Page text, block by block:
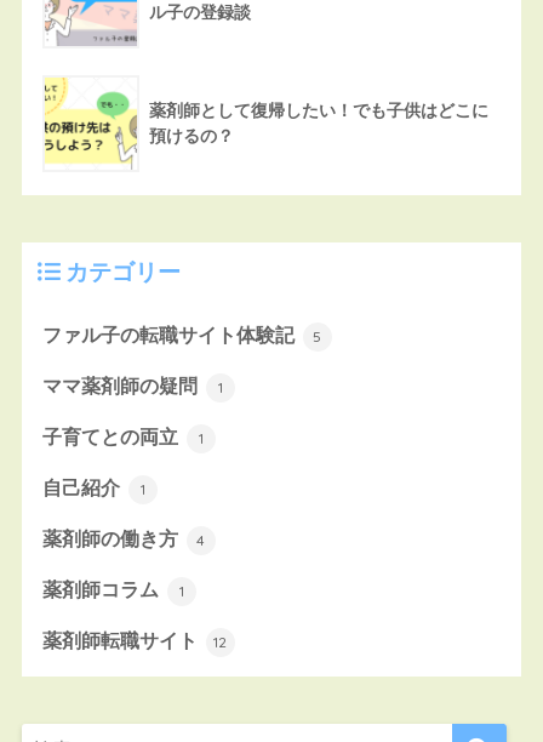
ル子の登録談
薬剤師として復帰したい！でも子供はどこに
預けるの？
カテゴリー
ファル子の転職サイト体験記 5
ママ薬剤師の疑問 1
子育てとの両立 1
自己紹介 1
薬剤師の働き方 4
薬剤師コラム 1
薬剤師転職サイト 12